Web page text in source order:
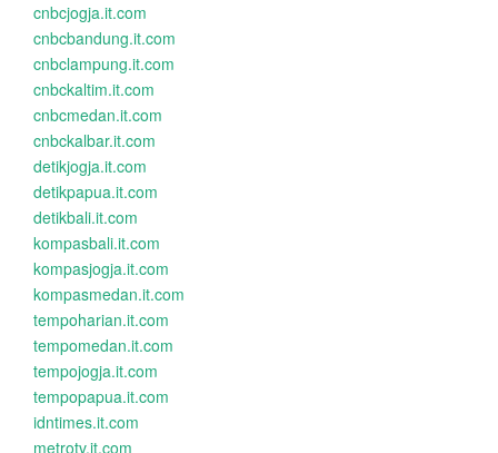
cnbcjogja.it.com
cnbcbandung.it.com
cnbclampung.it.com
cnbckaltim.it.com
cnbcmedan.it.com
cnbckalbar.it.com
detikjogja.it.com
detikpapua.it.com
detikbali.it.com
kompasbali.it.com
kompasjogja.it.com
kompasmedan.it.com
tempoharian.it.com
tempomedan.it.com
tempojogja.it.com
tempopapua.it.com
idntimes.it.com
metrotv.it.com